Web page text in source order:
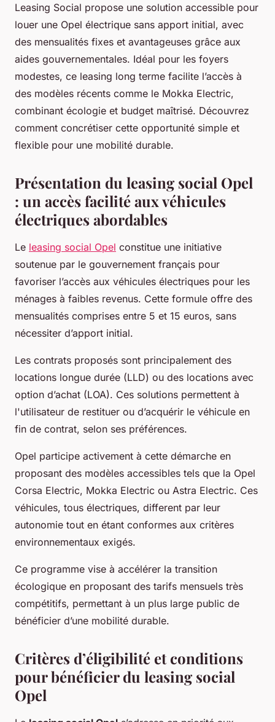
Leasing Social propose une solution accessible pour
louer une Opel électrique sans apport initial, avec
des mensualités fixes et avantageuses grâce aux
aides gouvernementales. Idéal pour les foyers
modestes, ce leasing long terme facilite l’accès à
des modèles récents comme le Mokka Electric,
combinant écologie et budget maîtrisé. Découvrez
comment concrétiser cette opportunité simple et
flexible pour une mobilité durable.
Présentation du leasing social Opel
: un accès facilité aux véhicules
électriques abordables
Le leasing social Opel constitue une initiative
soutenue par le gouvernement français pour
favoriser l’accès aux véhicules électriques pour les
ménages à faibles revenus. Cette formule offre des
mensualités comprises entre 5 et 15 euros, sans
nécessiter d’apport initial.
Les contrats proposés sont principalement des
locations longue durée (LLD) ou des locations avec
option d’achat (LOA). Ces solutions permettent à
l'utilisateur de restituer ou d’acquérir le véhicule en
fin de contrat, selon ses préférences.
Opel participe activement à cette démarche en
proposant des modèles accessibles tels que la Opel
Corsa Electric, Mokka Electric ou Astra Electric. Ces
véhicules, tous électriques, different par leur
autonomie tout en étant conformes aux critères
environnementaux exigés.
Ce programme vise à accélérer la transition
écologique en proposant des tarifs mensuels très
compétitifs, permettant à un plus large public de
bénéficier d’une mobilité durable.
Critères d’éligibilité et conditions
pour bénéficier du leasing social
Opel